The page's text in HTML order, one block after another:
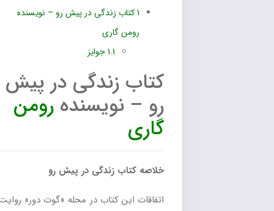
کتاب زندگی در پیش رو – نویسنده
رومن گاری
جوایز
کتاب زندگی در پیش
رو – نویسندهرومن
گاری
خلاصه کتاب زندگی در پیش رو
اتفاقات این کتاب در محله «گوت دور» روایت